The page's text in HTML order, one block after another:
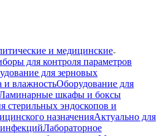
и медицинские
для контроля параметров
для зерновых
и влажностьОборудование для
шкафы и боксы
стерильных эндоскопов и
назначенияАктуально для
Лабораторное